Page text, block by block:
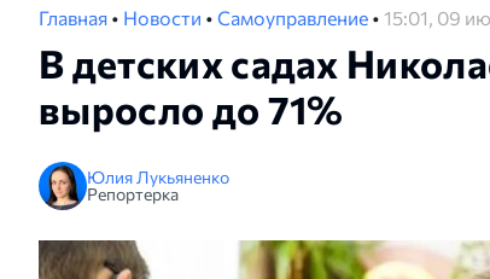
Главная • Новости • Самоуправление • 15:01, 09
В детских садах
выросло до 71%
Юлия Лукьяненко
Репортерка